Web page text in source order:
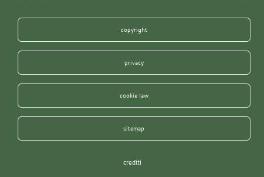
copyright
privacy
cookie law
sitemap
crediti